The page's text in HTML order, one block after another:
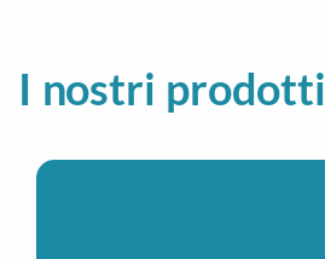
I nostri prodotti